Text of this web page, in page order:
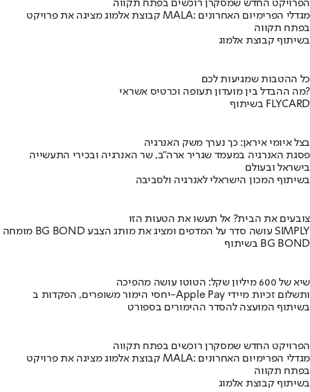
הפרויקט החדש שמסקרן רוכשים בפתח תקווה
קבוצת אלמוג מציגה את פרויקט MALA: מגדלי הפרימיום האחרונים
בפתח תקווה
בשיתוף קבוצת אלמוג
כל ההטבות שמגיעות לכם
מה ההבדל בין מועדון תעופה וכרטיס אשראי?
בשיתוף FLYCARD
בצל איומי איראן: כך נערך משק האנרגיה
פסגת האנרגיה במעמד שגריר ארה"ב, שר האנרגיה ובכירי התעשייה
בישראל ובעולם
בשיתוף המכון הישראלי לאנרגיה ולסביבה
צובעים את הבית? אל תעשו את הטעות הזו
מומחה BG BOND עושה סדר על המדפים ומציג את מותג הצבע SIMPLY
בשיתוף BG BOND
שיא של 600 מיליון שקל: הטוטו עושה מהפיכה
יחסי הימור משופרים, הפקדות ב-Apple Pay ותשלום זכיות מיידי
בשיתוף המועצה להסדר ההימורים בספורט
הפרויקט החדש שמסקרן רוכשים בפתח תקווה
קבוצת אלמוג מציגה את פרויקט MALA: מגדלי הפרימיום האחרונים
בפתח תקווה
בשיתוף קבוצת אלמוג